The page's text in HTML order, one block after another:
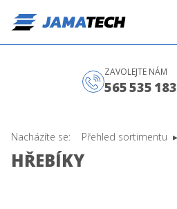
ZAVOLEJTE NÁM
565 535 183
Nacházíte se: Přehled sortimentu
HŘEBÍKY